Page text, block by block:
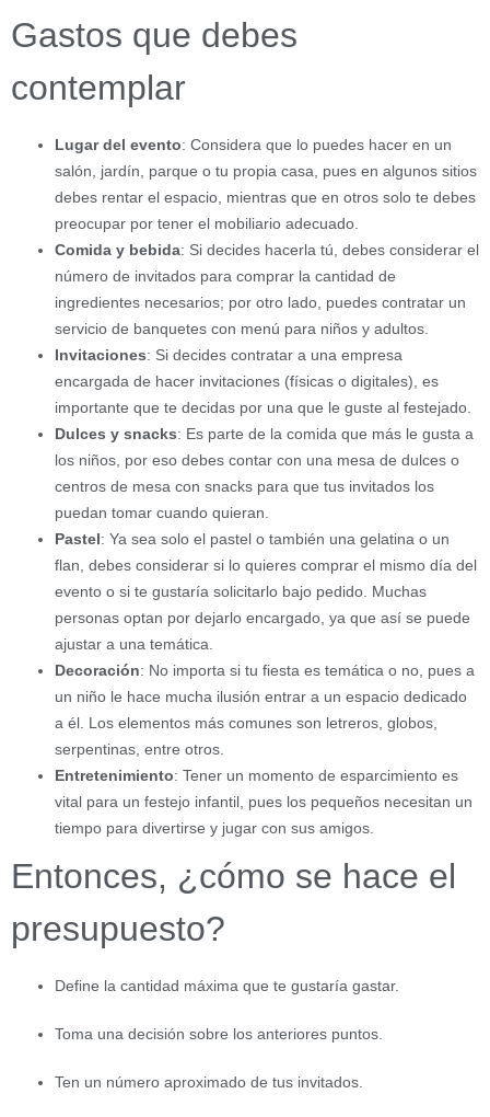
Gastos que debes
contemplar
Lugar del evento: Considera que lo puedes hacer en un
salón, jardín, parque o tu propia casa, pues en algunos sitios
debes rentar el espacio, mientras que en otros solo te debes
preocupar por tener el mobiliario adecuado.
Comida y bebida: Si decides hacerla tú, debes considerar el
número de invitados para comprar la cantidad de
ingredientes necesarios; por otro lado, puedes contratar un
servicio de banquetes con menú para niños y adultos.
Invitaciones: Si decides contratar a una empresa
encargada de hacer invitaciones (físicas o digitales), es
importante que te decidas por una que le guste al festejado.
Dulces y snacks: Es parte de la comida que más le gusta a
los niños, por eso debes contar con una mesa de dulces o
centros de mesa con snacks para que tus invitados los
puedan tomar cuando quieran.
Pastel: Ya sea solo el pastel o también una gelatina o un
flan, debes considerar si lo quieres comprar el mismo día del
evento o si te gustaría solicitarlo bajo pedido. Muchas
personas optan por dejarlo encargado, ya que así se puede
ajustar a una temática.
Decoración: No importa si tu fiesta es temática o no, pues a
un niño le hace mucha ilusión entrar a un espacio dedicado
a él. Los elementos más comunes son letreros, globos,
serpentinas, entre otros.
Entretenimiento: Tener un momento de esparcimiento es
vital para un festejo infantil, pues los pequeños necesitan un
tiempo para divertirse y jugar con sus amigos.
Entonces, ¿cómo se hace el
presupuesto?
Define la cantidad máxima que te gustaría gastar.
Toma una decisión sobre los anteriores puntos.
Ten un número aproximado de tus invitados.